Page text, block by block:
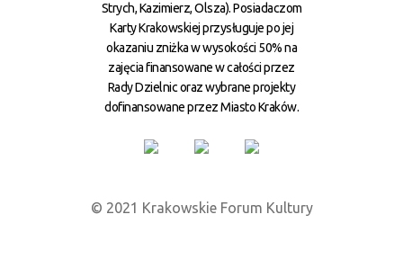
Strych, Kazimierz, Olsza). Posiadaczom
Karty Krakowskiej przysługuje po jej
okazaniu zniżka w wysokości 50% na
zajęcia finansowane w całości przez
Rady Dzielnic oraz wybrane projekty
dofinansowane przez Miasto Kraków.
© 2021 Krakowskie Forum Kultury